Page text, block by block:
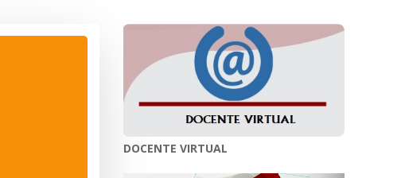
DOCENTE VIRTUAL